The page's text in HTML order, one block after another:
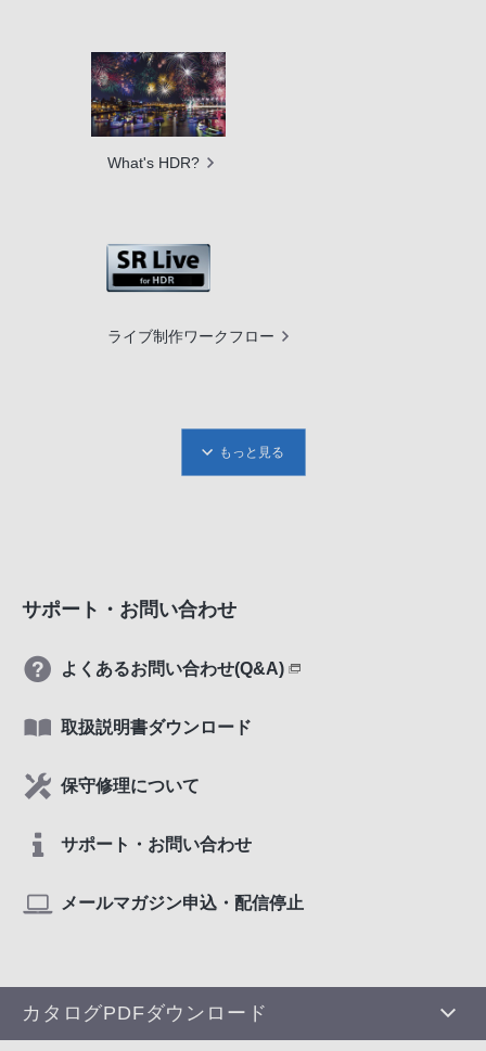
What's HDR?
ライブ制作ワークフロー
もっと見る
サポート・お問い合わせ
よくあるお問い合わせ(Q&A)
取扱説明書ダウンロード
保守修理について
サポート・お問い合わせ
メールマガジン申込・配信停止
カタログPDFダウンロード